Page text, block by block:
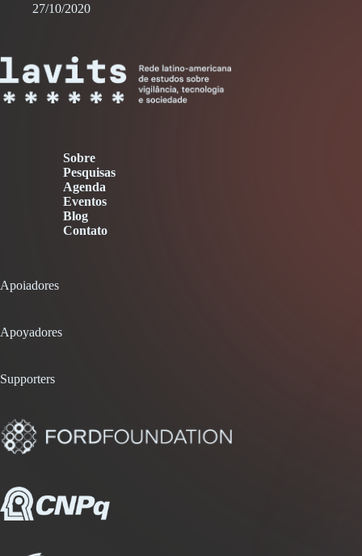
27/10/2020
Sobre
Pesquisas
Agenda
Eventos
Blog
Contato
Apoiadores
Apoyadores
Supporters